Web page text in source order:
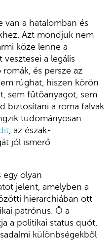
van a hatalomban és
Azt mondjuk nem
köze lenne a
a legális
és persze az
rúghat, hiszen körön
sem fűtőanyagot, sem
biztosítani a roma falvak
tudományosan
, az észak-
jól ismerő
egy olyan
jelent, amelyben a
hierarchiában ott
patrónus. Ő a
a politikai status quót,
különbségekből